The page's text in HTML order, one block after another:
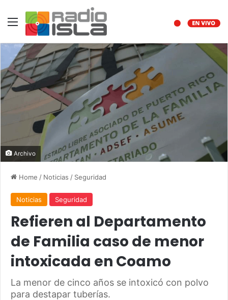
Menu
Archivo
Home / Noticias / Seguridad
Noticias Seguridad
Refieren al Departamento
de Familia caso de menor
intoxicada en Coamo
La menor de cinco años se intoxicó con polvo
para destapar tuberías.